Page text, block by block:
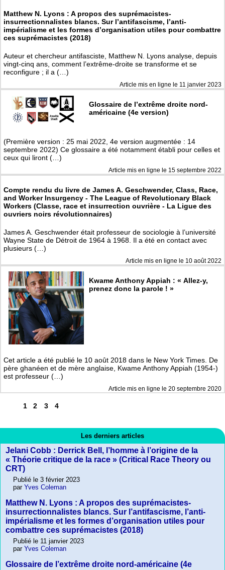
Matthew N. Lyons : A propos des suprémacistes-
insurrectionnalistes blancs. Sur l’antifascisme, l’anti-
impérialisme et les formes d’organisation utiles pour combattre
ces suprémacistes (2018)
Auteur et chercheur antifasciste, Matthew N. Lyons analyse, depuis
vingt-cinq ans, comment l’extrême-droite se transforme et se
reconfigure ; il a (…)
Article mis en ligne le 11 janvier 2023
Glossaire de l’extrême droite nord-
américaine (4e version)
(Première version : 25 mai 2022, 4e version augmentée : 14
septembre 2022) Ce glossaire a été notamment établi pour celles et
ceux qui liront (…)
Article mis en ligne le 15 septembre 2022
Compte rendu du livre de James A. Geschwender, Class, Race,
and Worker Insurgency - The League of Revolutionary Black
Workers (Classe, race et insurrection ouvrière - La Ligue des
ouvriers noirs révolutionnaires)
James A. Geschwender était professeur de sociologie à l’université
Wayne State de Détroit de 1964 à 1968. Il a été en contact avec
plusieurs (…)
Article mis en ligne le 10 août 2022
Kwame Anthony Appiah : « Allez-y,
prenez donc la parole ! »
Cet article a été publié le 10 août 2018 dans le New York Times. De
père ghanéen et de mère anglaise, Kwame Anthony Appiah (1954-)
est professeur (…)
Article mis en ligne le 20 septembre 2020
1 2 3 4
Les derniers articles
Jelani Cobb : Derrick Bell, l’homme à l’origine de la
« Théorie critique de la race » (Critical Race Theory ou
CRT)
Publié le 3 février 2023
par Yves Coleman
Matthew N. Lyons : A propos des suprémacistes-
insurrectionnalistes blancs. Sur l’antifascisme, l’anti-
impérialisme et les formes d’organisation utiles pour
combattre ces suprémacistes (2018)
Publié le 11 janvier 2023
par Yves Coleman
Glossaire de l’extrême droite nord-américaine (4e